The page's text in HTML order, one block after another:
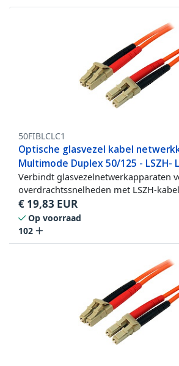
50FIBLCLC1
Optische glasvezel kabel
Multimode Duplex 50/125 - LSZH-
Verbindt glasvezelnetwerkapparaten
overdrachtssnelheden met LSZH-kabel
€ 19,83 EUR
Op voorraad
102